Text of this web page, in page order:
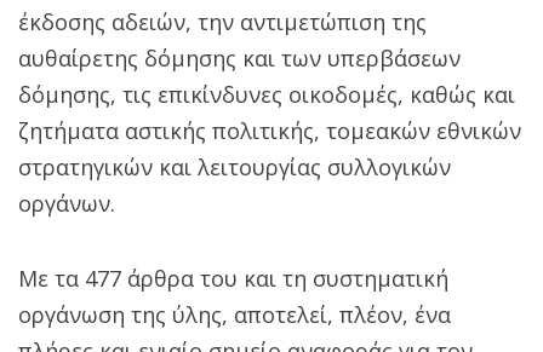
έκδοσης αδειών, την αντιμετώπιση της
αυθαίρετης δόμησης και των υπερβάσεων
δόμησης, τις επικίνδυνες οικοδομές, καθώς και
ζητήματα αστικής πολιτικής, τομεακών εθνικών
στρατηγικών και λειτουργίας συλλογικών
οργάνων.
Με τα 477 άρθρα του και τη συστηματική
οργάνωση της ύλης, αποτελεί, πλέον, ένα